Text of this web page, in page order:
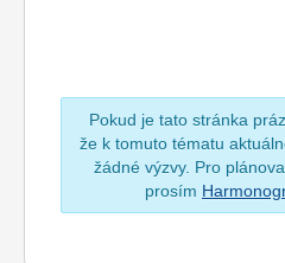
Pokud je tato stránka
že k tomuto tématu
žádné výzvy. Pro
prosím